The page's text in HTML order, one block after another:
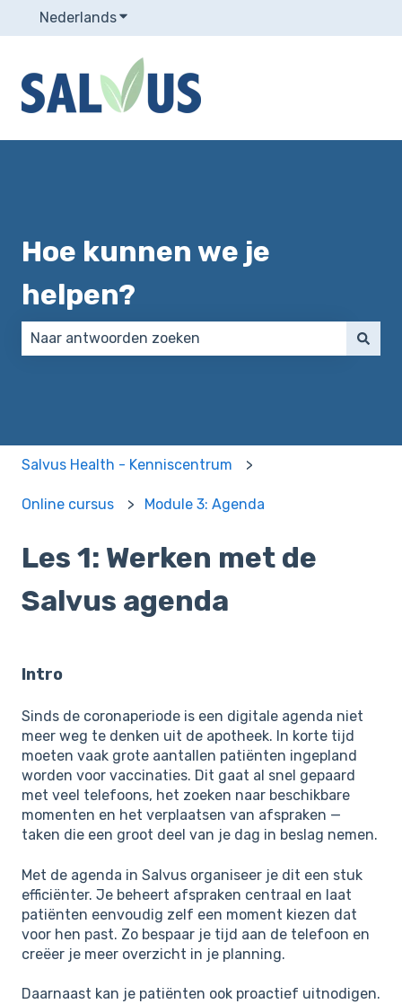
NederlandsSubmenu tonen voor vertalingen
Hoe kunnen we je
helpen?
Salvus Health - Kenniscentrum
Online cursus Module 3: Agenda
Les 1: Werken met de
Salvus agenda
Intro
Sinds de coronaperiode is een digitale agenda niet
meer weg te denken uit de apotheek. In korte tijd
moeten vaak grote aantallen patiënten ingepland
worden voor vaccinaties. Dit gaat al snel gepaard
met veel telefoons, het zoeken naar beschikbare
momenten en het verplaatsen van afspraken —
taken die een groot deel van je dag in beslag nemen.
Met de agenda in Salvus organiseer je dit een stuk
efficiënter. Je beheert afspraken centraal en laat
patiënten eenvoudig zelf een moment kiezen dat
voor hen past. Zo bespaar je tijd aan de telefoon en
creëer je meer overzicht in je planning.
Daarnaast kan je patiënten ook proactief uitnodigen.